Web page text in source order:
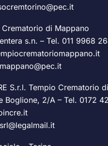
Crematorio di Mappano
s.n. – Tel. 011 9968
S.r.l. Tempio Crematorio
Boglione, 2/A – Tel. 0172